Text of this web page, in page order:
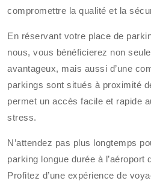
compromettre la qualité et la
En réservant votre place de
nous, vous bénéficierez non
avantageux, mais aussi d’une
parkings sont situés à proximité
permet un accès facile et rapide
stress.
N’attendez pas plus longtemps
parking longue durée à l’aéroport
Profitez d’une expérience de